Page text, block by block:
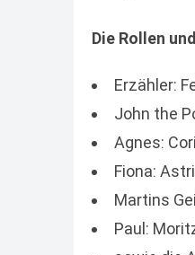
Die Rollen
Erzähler:
John the
Agnes:
Fiona:
Martins
Paul: